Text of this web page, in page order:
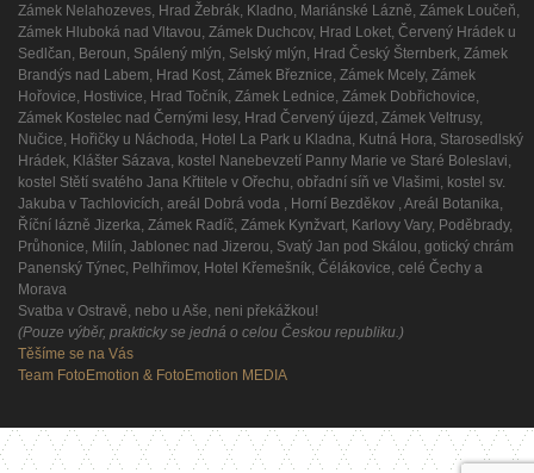
Zámek Nelahozeves, Hrad Žebrák, Kladno, Mariánské Lázně, Zámek Loučeň,
Zámek Hluboká nad Vltavou, Zámek Duchcov, Hrad Loket, Červený Hrádek u
Sedlčan, Beroun, Spálený mlýn, Selský mlýn, Hrad Český Šternberk, Zámek
Brandýs nad Labem, Hrad Kost, Zámek Březnice, Zámek Mcely, Zámek
Hořovice, Hostivice, Hrad Točník, Zámek Lednice, Zámek Dobřichovice,
Zámek Kostelec nad Černými lesy, Hrad Červený újezd, Zámek Veltrusy,
Nučice, Hořičky u Náchoda, Hotel La Park u Kladna, Kutná Hora, Starosedlský
Hrádek, Klášter Sázava, kostel Nanebevzetí Panny Marie ve Staré Boleslavi,
kostel Stětí svatého Jana Křtitele v Ořechu, obřadní síň ve Vlašimi, kostel sv.
Jakuba v Tachlovicích, areál Dobrá voda , Horní Bezděkov , Areál Botanika,
Říční lázně Jizerka, Zámek Radíč, Zámek Kynžvart, Karlovy Vary, Poděbrady,
Průhonice, Milín, Jablonec nad Jizerou, Svatý Jan pod Skálou, gotický chrám
Panenský Týnec, Pelhřimov, Hotel Křemešník, Čélákovice, celé Čechy a
Morava
Svatba v Ostravě, nebo u Aše, neni překážkou!
(Pouze výběr, prakticky se jedná o celou Českou republiku.)
Těšíme se na Vás
Team FotoEmotion & FotoEmotion MEDIA